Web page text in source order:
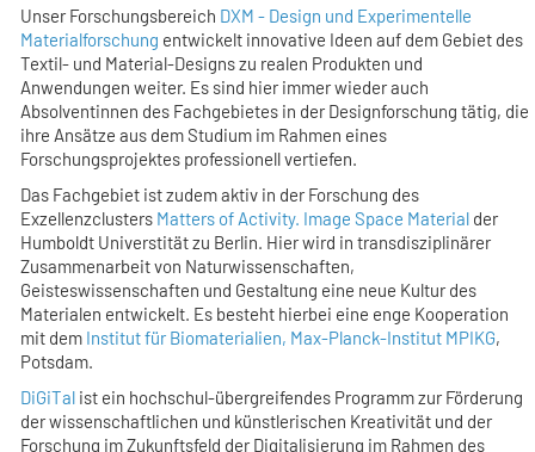
Unser Forschungsbereich DXM - Design und Experimentelle
Materialforschung entwickelt innovative Ideen auf dem Gebiet des
Textil- und Material-Designs zu realen Produkten und
Anwendungen weiter. Es sind hier immer wieder auch
Absolventinnen des Fachgebietes in der Designforschung tätig, die
ihre Ansätze aus dem Studium im Rahmen eines
Forschungsprojektes professionell vertiefen.
Das Fachgebiet ist zudem aktiv in der Forschung des
Exzellenzclusters Matters of Activity. Image Space Material der
Humboldt Universtität zu Berlin. Hier wird in transdisziplinärer
Zusammenarbeit von Naturwissenschaften,
Geisteswissenschaften und Gestaltung eine neue Kultur des
Materialen entwickelt. Es besteht hierbei eine enge Kooperation
mit dem Institut für Biomaterialien, Max-Planck-Institut MPIKG,
Potsdam.
DiGiTal ist ein hochschul-übergreifendes Programm zur Förderung
der wissenschaftlichen und künstlerischen Kreativität und der
Forschung im Zukunftsfeld der Digitalisierung im Rahmen des